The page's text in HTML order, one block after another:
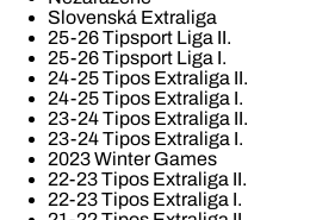
Slovenská Extraliga
25-26 Tipsport Liga II.
25-26 Tipsport Liga I.
24-25 Tipos Extraliga II.
24-25 Tipos Extraliga I.
23-24 Tipos Extraliga II.
23-24 Tipos Extraliga I.
2023 Winter Games
22-23 Tipos Extraliga II.
22-23 Tipos Extraliga I.